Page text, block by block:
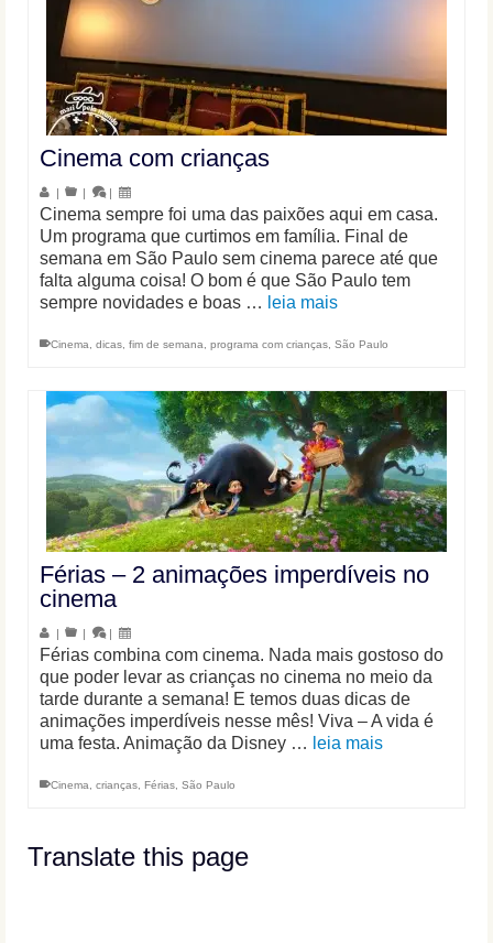
Cinema com crianças
| | |
Cinema sempre foi uma das paixões aqui em casa.
Um programa que curtimos em família. Final de
semana em São Paulo sem cinema parece até que
falta alguma coisa! O bom é que São Paulo tem
sempre novidades e boas … leia mais
Cinema dicas fim de semana programa com crianças São Paulo
Férias – 2 animações imperdíveis no
cinema
| | |
Férias combina com cinema. Nada mais gostoso do
que poder levar as crianças no cinema no meio da
tarde durante a semana! E temos duas dicas de
animações imperdíveis nesse mês! Viva – A vida é
uma festa. Animação da Disney … leia mais
Cinema crianças Férias São Paulo
Translate this page